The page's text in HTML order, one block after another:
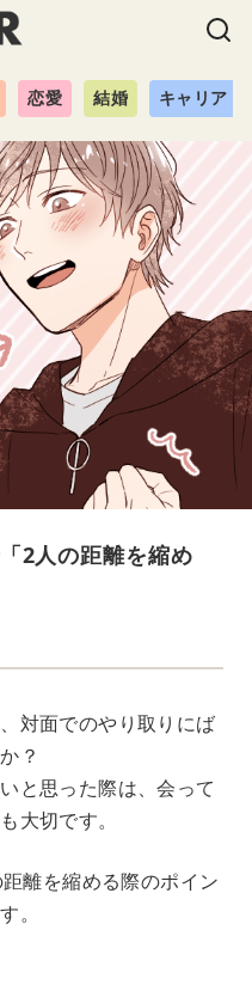
恋愛 結婚 キャリア
2人の距離を縮め
対面でのやり取りにば
？
と思った際は、会って
大切です。
離を縮める際のポイン
。